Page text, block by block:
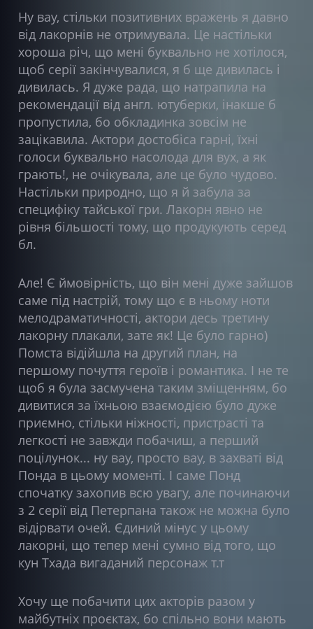
Ну вау, стільки позитивних вражень я давно
від лакорнів не отримувала. Це настільки
хороша річ, що мені буквально не хотілося,
щоб серії закінчувалися, я б ще дивилась і
дивилась. Я дуже рада, що натрапила на
рекомендації від англ. ютуберки, інакше б
пропустила, бо обкладинка зовсім не
зацікавила. Актори достобіса гарні, їхні
голоси буквально насолода для вух, а як
грають!, не очікувала, але це було чудово.
Настільки природно, що я й забула за
специфіку тайської гри. Лакорн явно не
рівня більшості тому, що продукують серед
бл.
Але! Є ймовірність, що він мені дуже зайшов
саме під настрій, тому що є в ньому ноти
мелодраматичності, актори десь третину
лакорну плакали, зате як! Це було гарно)
Помста відійшла на другий план, на
першому почуття героїв і романтика. І не те
щоб я була засмучена таким зміщенням, бо
дивитися за їхньою взаємодією було дуже
приємно, стільки ніжності, пристрасті та
легкості не завжди побачиш, а перший
поцілунок... ну вау, просто вау, в захваті від
Понда в цьому моменті. І саме Понд
спочатку захопив всю увагу, але починаючи
з 2 серії від Петерпана також не можна було
відірвати очей. Єдиний мінус у цьому
лакорні, що тепер мені сумно від того, що
кун Тхада вигаданий персонаж т.т
Хочу ще побачити цих акторів разом у
майбутніх проєктах, бо спільно вони мають